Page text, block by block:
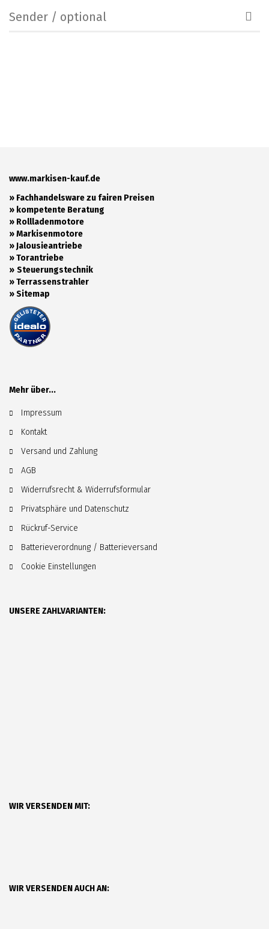
Sender / optional
www.markisen-kauf.de
» Fachhandelsware zu fairen Preisen
» kompetente Beratung
» Rollladenmotore
»Markisenmotore
»Jalousieantriebe
»Torantriebe
» Steuerungstechnik
»Terrassenstrahler
»Sitemap
Mehr über...
Impressum
Kontakt
Versand und Zahlung
AGB
Widerrufsrecht & Widerrufsformular
Privatsphäre und Datenschutz
Rückruf-Service
Batterieverordnung / Batterieversand
Cookie Einstellungen
UNSERE ZAHLVARIANTEN:
WIR VERSENDEN MIT:
WIR VERSENDEN AUCH AN: